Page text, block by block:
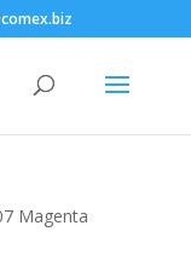
Magenta